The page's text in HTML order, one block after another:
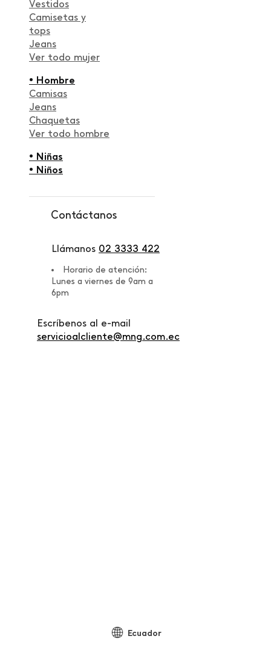
Vestidos
Camisetas y
tops
Jeans
Ver todo mujer
• Hombre
Camisas
Jeans
Chaquetas
Ver todo hombre
• Niñas
• Niños
Contáctanos
Llámanos 02 3333 422
Horario de atención:
Lunes a viernes de 9am a
6pm
Escríbenos al e-mail
servicioalcliente@mng.com.ec
Ecuador